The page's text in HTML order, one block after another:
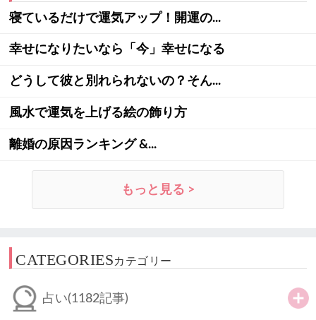
寝ているだけで運気アップ！開運の...
幸せになりたいなら「今」幸せになる
どうして彼と別れられないの？そん...
風水で運気を上げる絵の飾り方
離婚の原因ランキング &...
もっと見る >
CATEGORIESカテゴリー
占い(1182記事)